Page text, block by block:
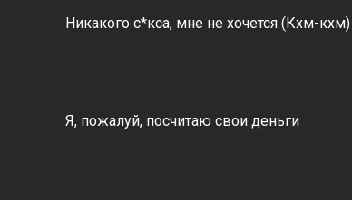
Никакого с*кса, мне не хочется (Кхм-кхм)
Я, пожалуй, посчитаю свои деньги